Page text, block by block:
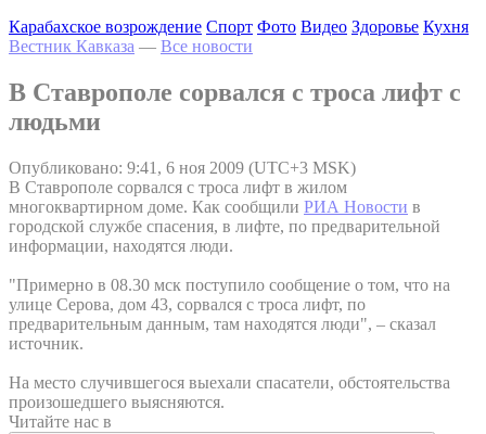
Карабахское возрождение Спорт Фото Видео Здоровье Кухня
Вестник Кавказа — Все новости
В Ставрополе сорвался с троса лифт с
людьми
Опубликовано: 9:41, 6 ноя 2009 (UTC+3 MSK)
В Ставрополе сорвался с троса лифт в жилом
многоквартирном доме. Как сообщили РИА Новости в
городской службе спасения, в лифте, по предварительной
информации, находятся люди.
"Примерно в 08.30 мск поступило сообщение о том, что на
улице Серова, дом 43, сорвался с троса лифт, по
предварительным данным, там находятся люди", – сказал
источник.
На место случившегося выехали спасатели, обстоятельства
произошедшего выясняются.
Читайте нас в